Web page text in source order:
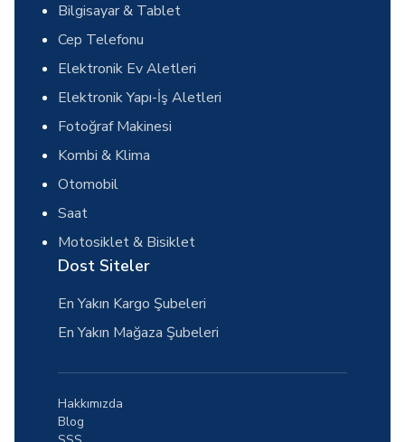
Bilgisayar & Tablet
Cep Telefonu
Elektronik Ev Aletleri
Elektronik Yapı-İş Aletleri
Fotoğraf Makinesi
Kombi & Klima
Otomobil
Saat
Motosiklet & Bisiklet
Dost Siteler
En Yakın Kargo Şubeleri
En Yakın Mağaza Şubeleri
Hakkımızda
Blog